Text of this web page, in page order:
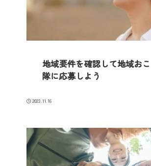
地域要件を確認して地域お
隊に応募しよう
2023.11.16